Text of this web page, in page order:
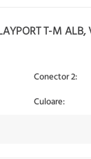
T-M ALB,
Conector 2:
Culoare: